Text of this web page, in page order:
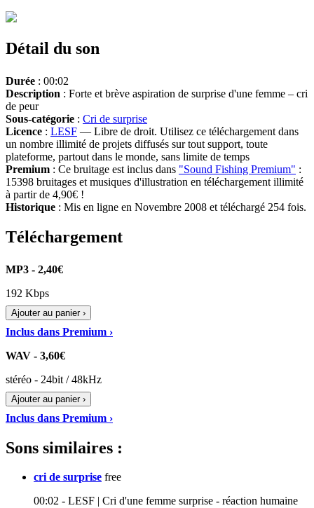
Détail du son
Durée : 00:02
Description : Forte et brève aspiration de surprise d'une femme – cri
de peur
Sous-catégorie : Cri de surprise
Licence : LESF — Libre de droit. Utilisez ce téléchargement dans
un nombre illimité de projets diffusés sur tout support, toute
plateforme, partout dans le monde, sans limite de temps
Premium : Ce bruitage est inclus dans "Sound Fishing Premium" :
15398 bruitages et musiques d'illustration en téléchargement illimité
à partir de 4,90€ !
Historique : Mis en ligne en Novembre 2008 et téléchargé 254 fois.
Téléchargement
MP3 - 2,40€
192 Kbps
Ajouter au panier ›
Inclus dans Premium ›
WAV - 3,60€
stéréo - 24bit / 48kHz
Ajouter au panier ›
Inclus dans Premium ›
Sons similaires :
cri de surprise free
00:02 - LESF | Cri d'une femme surprise - réaction humaine